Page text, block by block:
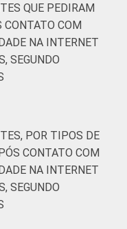
QUE PEDIRAM
CONTATO COM
NA INTERNET
SEGUNDO
POR TIPOS DE
CONTATO COM
NA INTERNET
SEGUNDO